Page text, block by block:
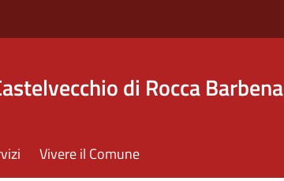
di Rocca Barbena
Vivere il Comune